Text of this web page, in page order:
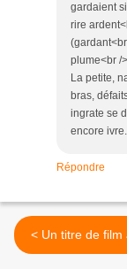
gardaient
rire
plume<br /
La petite,
bras,
ingrate se
encore
Répondre
< Un titre de